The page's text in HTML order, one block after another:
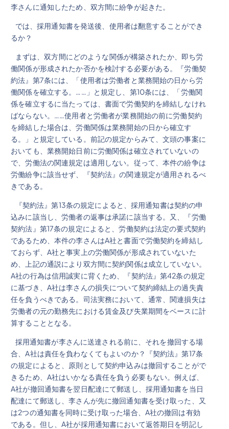
李さんに通知したため、双方間に紛争が起きた。
では、採用通知書を発送後、使用者は翻意することができ
るか？
まずは、双方間にどのような関係が構築されたか、即ち労
働関係が形成されたか否かを検討する必要がある。『労働契
約法』第7条には、「使用者は労働者と業務開始の日から労
働関係を確立する。……」と規定し、第10条には、「労働関
係を確立するに当たっては、書面で労働契約を締結しなけれ
ばならない。……使用者と労働者が業務開始の前に労働契約
を締結した場合は、労働関係は業務開始の日から確立す
る。」と規定している。前記の規定からみて、文頭の事案に
おいても、業務開始日前に労働関係は確立されていないの
で、労働法の関連規定は適用しない。従って、本件の紛争は
労働紛争に該当せず、『契約法』の関連規定が適用されるべ
きである。
『契約法』第13条の規定によると、採用通知書は契約の申
込みに該当し、労働者の返事は承諾に該当する。又、『労働
契約法』第17条の規定によると、労働契約は法定の要式契約
であるため、本件の李さんはA社と書面で労働契約を締結し
ておらず、A社と事実上の労働関係が形成されていないた
め、上記の通説により双方間に契約関係は成立していない。
A社の行為は信用誠実に背くため、『契約法』第42条の規定
に基づき、A社は李さんの損失について契約締結上の過失責
任を負うべきである。司法実務において、通常、関連損失は
労働者の元の勤務先における賃金及び失業期間をベースに計
算することとなる。
採用通知書が李さんに送達される前に、それを撤回する場
合、A社は責任を負わなくてもよいのか？『契約法』第17条
の規定によると、原則として契約申込みは撤回することがで
きるため、A社はいかなる責任を負う必要もない。例えば、
A社が撤回通知書を翌日配達にて郵送し、採用通知書を当日
配達にて郵送し、李さんが先に撤回通知書を受け取った、又
は2つの通知書を同時に受け取った場合、A社の撤回は有効
である。但し、A社が採用通知書において返答期日を明記し